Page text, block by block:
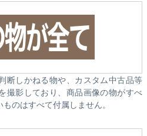
断しかねる物や、カスタム中古品等
撮影しており、商品画像の物がすべ
のはすべて付属しません。